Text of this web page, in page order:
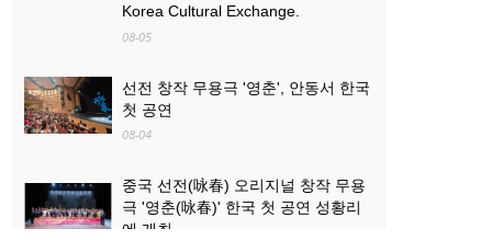
Korea Cultural Exchange.
08-05
선전 창작 무용극 '영춘', 안동서 한국
첫 공연
08-04
중국 선전(咏春) 오리지널 창작 무용
극 '영춘(咏春)' 한국 첫 공연 성황리
에 개최